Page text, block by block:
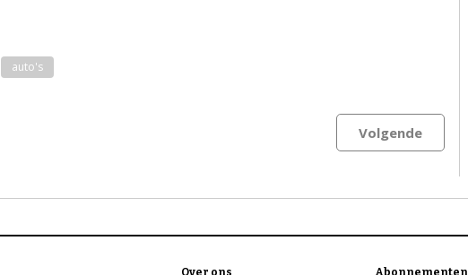
auto's
Volgende
Over ons Abonnementen